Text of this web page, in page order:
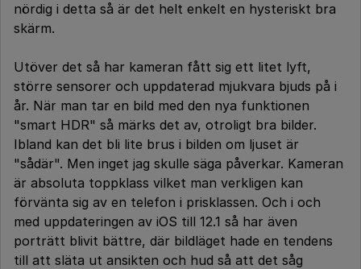
nördig i detta så är det helt enkelt en hysteriskt bra
skärm.
Utöver det så har kameran fått sig ett litet lyft,
större sensorer och uppdaterad mjukvara bjuds på i
år. När man tar en bild med den nya funktionen
"smart HDR" så märks det av, otroligt bra bilder.
Ibland kan det bli lite brus i bilden om ljuset är
"sådär". Men inget jag skulle säga påverkar. Kameran
är absoluta toppklass vilket man verkligen kan
förvänta sig av en telefon i prisklassen. Och i och
med uppdateringen av iOS till 12.1 så har även
porträtt blivit bättre, där bildläget hade en tendens
till att släta ut ansikten och hud så att det såg